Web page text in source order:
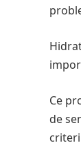
Ce
de